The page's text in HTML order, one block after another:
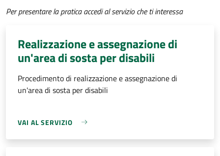
Per presentare la pratica accedi al servizio che ti interessa
Realizzazione e assegnazione di
un'area di sosta per disabili
Procedimento di realizzazione e assegnazione di
un'area di sosta per disabili
VAI AL SERVIZIO